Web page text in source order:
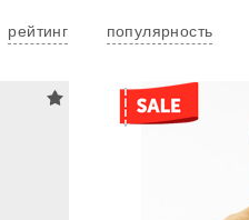
рейтинг популярность